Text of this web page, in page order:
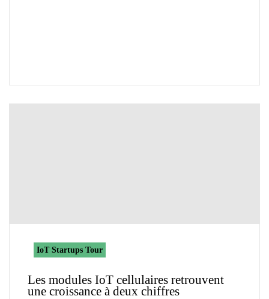
IoT Startups Tour
Les modules IoT cellulaires retrouvent
une croissance à deux chiffres